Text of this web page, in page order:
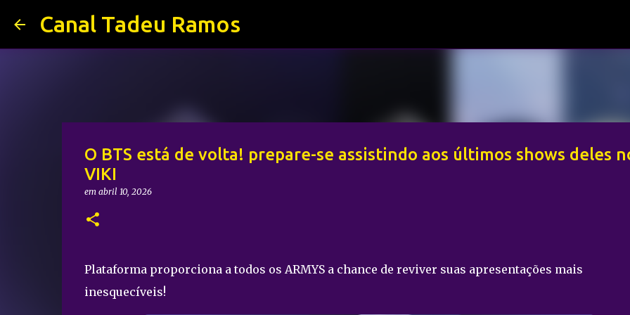
Canal Tadeu Ramos
O BTS está de volta! prepare-se assistindo aos últimos shows deles
VIKI
em abril 10, 2026
Plataforma proporciona a todos os ARMYS a chance de reviver suas apresentações mais
inesquecíveis!